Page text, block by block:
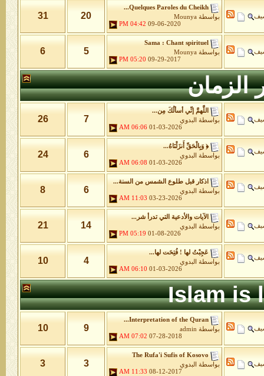
Quelques Paroles du Cheikh...
بواسطة Mounya
09-06-2020
04:42 PM
20
31
Sama : Chant spirituel
بواسطة Mounya
09-29-2017
05:20 PM
5
6
الزمان
اللَّهمَّ إنِّي أسألُكَ مِن...
بواسطة
البدوي
01-03-2026
06:06 AM
7
26
﴿ وَبِالْحَقِّ أَنزَلْنَاهُ...
بواسطة
البدوي
01-03-2026
06:08 AM
6
24
اذكار قبل طلوع الشمس من السنة...
بواسطة
البدوي
03-23-2026
11:03 AM
6
8
الآيات والأدعية التي تدرأ شر...
بواسطة
البدوي
01-08-2026
05:19 PM
14
21
عَجِبْتُ لها ! فُتِحَت لها...
بواسطة
البدوي
01-03-2026
06:10 AM
4
10
Islam is
Interpretation of the Quran...
بواسطة admin
07-28-2018
07:02 AM
9
10
The Rufa'i Sufis of Kosovo
بواسطة
البدوي
08-12-2017
11:33 AM
3
3